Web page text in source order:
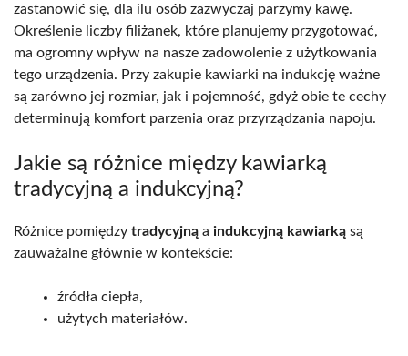
zastanowić się, dla ilu osób zazwyczaj parzymy kawę.
Określenie liczby filiżanek, które planujemy przygotować,
ma ogromny wpływ na nasze zadowolenie z użytkowania
tego urządzenia. Przy zakupie kawiarki na indukcję ważne
są zarówno jej rozmiar, jak i pojemność, gdyż obie te cechy
determinują komfort parzenia oraz przyrządzania napoju.
Jakie są różnice między kawiarką
tradycyjną a indukcyjną?
Różnice pomiędzy tradycyjną a indukcyjną kawiarką są
zauważalne głównie w kontekście:
źródła ciepła,
użytych materiałów.